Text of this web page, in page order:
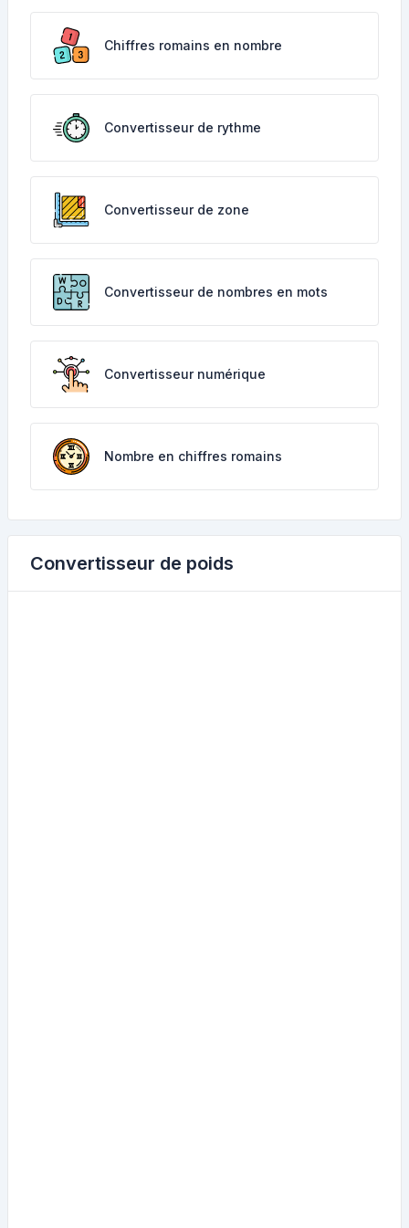
Chiffres romains en nombre
Convertisseur de rythme
Convertisseur de zone
Convertisseur de nombres en mots
Convertisseur numérique
Nombre en chiffres romains
Convertisseur de poids